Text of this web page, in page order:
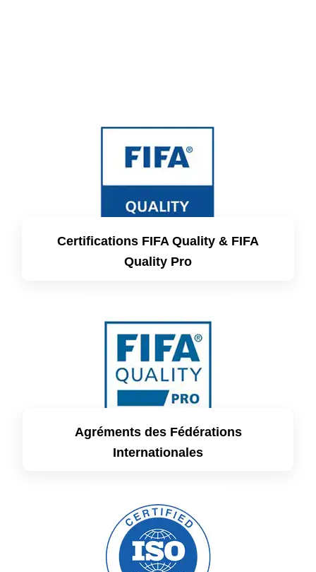
Certifications FIFA Quality & FIFA
Quality Pro
Agréments des Fédérations
Internationales